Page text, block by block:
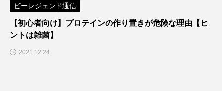
ビーレジェンド通信
【初心者向け】プロテインの作り置きが危険な理由【ヒ
ントは雑菌】
2021.12.24